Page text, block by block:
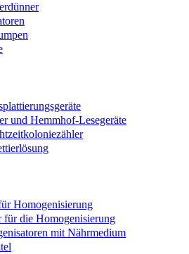
und Hemmhof-Lesegeräte
Homogenisierung
für die Homogenisierung
mit Nährmedium